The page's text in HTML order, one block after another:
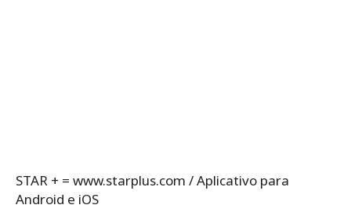
STAR + = www.starplus.com / Aplicativo para
Android e iOS